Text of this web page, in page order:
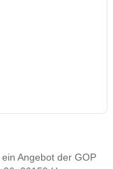
Angebot der GOP